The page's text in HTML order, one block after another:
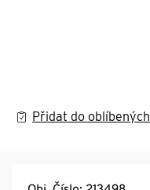
Přidat do oblíbených